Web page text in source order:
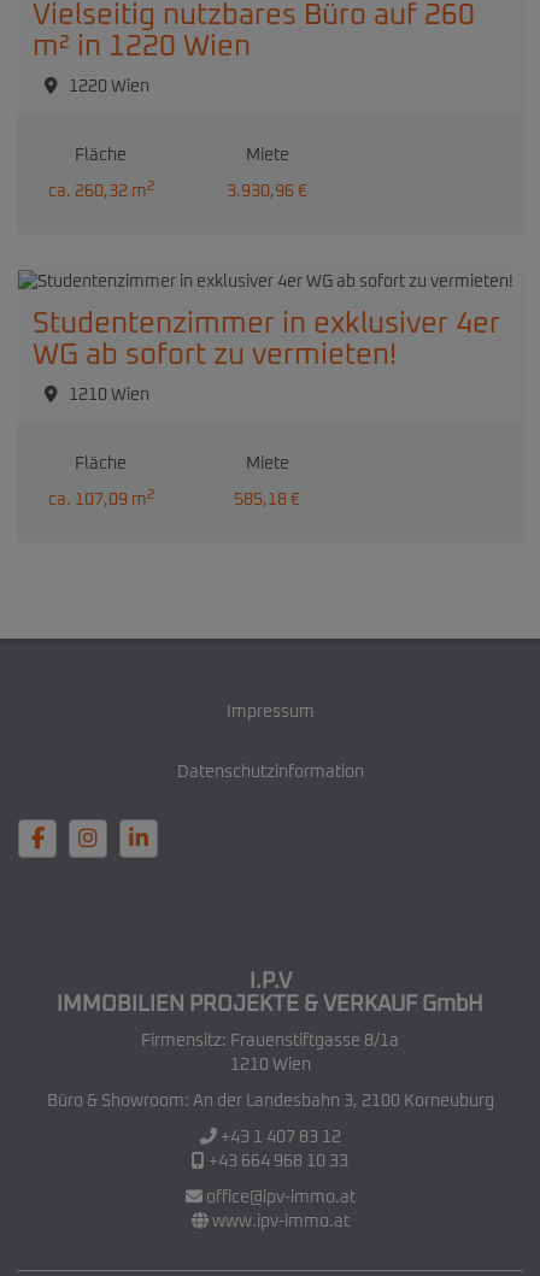
Vielseitig nutzbares Büro auf 260
m² in 1220 Wien
1220 Wien
Fläche
ca. 260,32 m2
Miete
3.930,96 €
Studentenzimmer in exklusiver 4er
WG ab sofort zu vermieten!
1210 Wien
Fläche
ca. 107,09 m2
Miete
585,18 €
Impressum
Datenschutzinformation
I.P.V
IMMOBILIEN PROJEKTE & VERKAUF GmbH
Firmensitz: Frauenstiftgasse 8/1a
1210 Wien
Büro & Showroom: An der Landesbahn 3, 2100 Korneuburg
+43 1 407 83 12
+43 664 968 10 33
office@ipv-immo.at
www.ipv-immo.at